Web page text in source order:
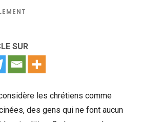
SUR
les chrétiens comme
des gens qui ne font aucun